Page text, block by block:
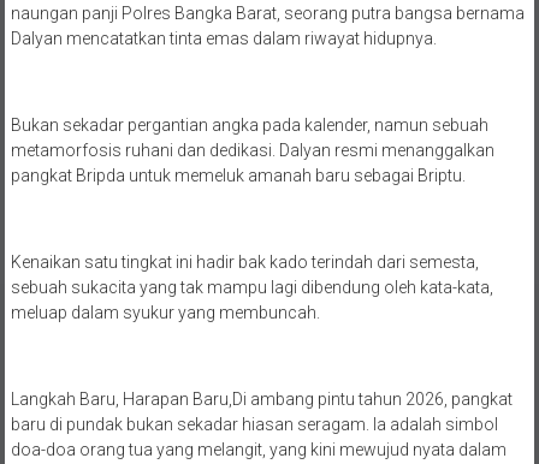
naungan panji Polres Bangka Barat, seorang putra bangsa bernama
Dalyan mencatatkan tinta emas dalam riwayat hidupnya.
Bukan sekadar pergantian angka pada kalender, namun sebuah
metamorfosis ruhani dan dedikasi. Dalyan resmi menanggalkan
pangkat Bripda untuk memeluk amanah baru sebagai Briptu.
Kenaikan satu tingkat ini hadir bak kado terindah dari semesta,
sebuah sukacita yang tak mampu lagi dibendung oleh kata-kata,
meluap dalam syukur yang membuncah.
Langkah Baru, Harapan Baru,Di ambang pintu tahun 2026, pangkat
baru di pundak bukan sekadar hiasan seragam. Ia adalah simbol
doa-doa orang tua yang melangit, yang kini mewujud nyata dalam